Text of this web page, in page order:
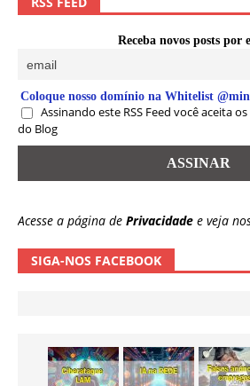
Receba novos posts por
Coloque nosso domínio na Whitelist
Assinando este RSS Feed você aceita
do Blog
Acesse a página de Privacidade e veja
SIGA-NOS FACEBOOK